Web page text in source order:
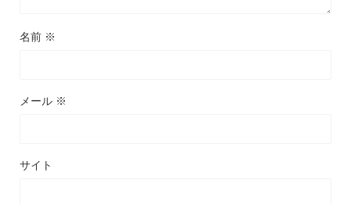
名前 ※
メール ※
サイト